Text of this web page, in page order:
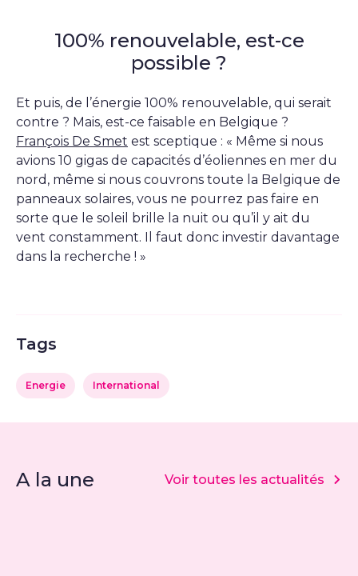
100% renouvelable, est-ce
possible ?
Et puis, de l’énergie 100% renouvelable, qui serait
contre ? Mais, est-ce faisable en Belgique ?
François De Smet est sceptique : « Même si nous
avions 10 gigas de capacités d’éoliennes en mer du
nord, même si nous couvrons toute la Belgique de
panneaux solaires, vous ne pourrez pas faire en
sorte que le soleil brille la nuit ou qu’il y ait du
vent constamment. Il faut donc investir davantage
dans la recherche ! »
Tags
Energie International
A la une Voir toutes les actualités